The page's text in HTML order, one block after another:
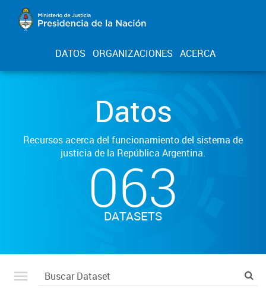
DATOS ORGANIZACIONES ACERCA
Datos
Recursos acerca del funcionamiento del sistema de
justicia de la República Argentina.
063
DATASETS